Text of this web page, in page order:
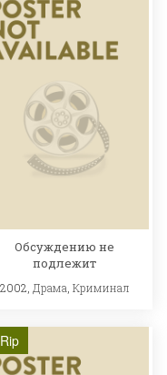
Обсуждению не
подлежит
2002, Драма Криминал